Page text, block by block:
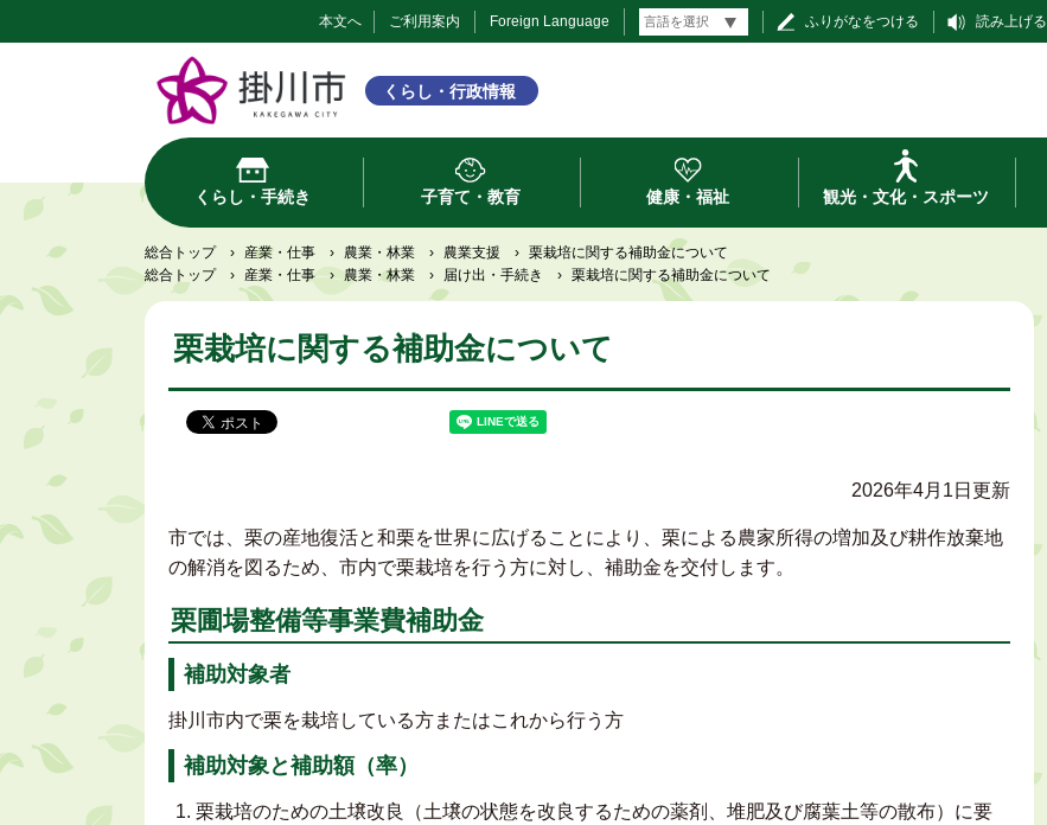
本文へ ご利用案内 Foreign Language ふりがなをつける 読み上げる
くらし・行政情報
くらし・手続き 子育て・教育 健康・福祉 観光・文化・スポーツ
総合トップ › 産業・仕事 › 農業・林業 › 農業支援 › 栗栽培に関する補助金について
総合トップ
› 産業・仕事 › 農業・林業 › 届け出・手続き › 栗栽培に関する補助金について
栗栽培に関する補助金について
2026年4月1日更新
市では、栗の産地復活と和栗を世界に広げることにより、栗による農家所得の増加及び耕作放棄地
の解消を図るため、市内で栗栽培を行う方に対し、補助金を交付します。
栗圃場整備等事業費補助金
補助対象者
掛川市内で栗を栽培している方またはこれから行う方
補助対象と補助額（率）
栗栽培のための土壌改良（土壌の状態を改良するための薬剤、堆肥及び腐葉土等の散布）に要